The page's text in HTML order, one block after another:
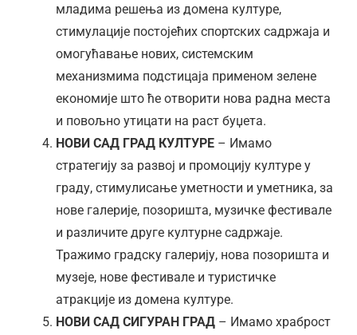
младима решења из домена културе,
стимулације постојећих спортских садржаја и
омогућавање нових, системским
механизмима подстицаја применом зелене
економије што ће отворити нова радна места
и повољно утицати на раст буџета.
НОВИ САД ГРАД КУЛТУРЕ – Имамо
стратегију за развој и промоцију културе у
граду, стимулисање уметности и уметника, за
нове галерије, позоришта, музичке фестивале
и различите друге културне садржаје.
Тражимо градску галерију, нова позоришта и
музеје, нове фестивале и туристичке
атракције из домена културе.
НОВИ САД СИГУРАН ГРАД – Имамо храброст